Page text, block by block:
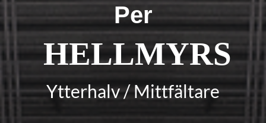
Per
HELLMYRS
Ytterhalv/Mittfältare